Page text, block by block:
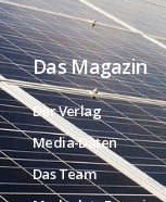
Das Magazin
Der Verlag
Media-Daten
Das Team